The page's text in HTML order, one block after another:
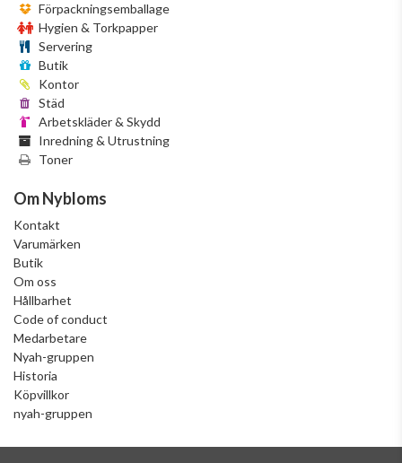
Förpackningsemballage
Hygien & Torkpapper
Servering
Butik
Kontor
Städ
Arbetskläder & Skydd
Inredning & Utrustning
Toner
Om Nybloms
Kontakt
Varumärken
Butik
Om oss
Hållbarhet
Code of conduct
Medarbetare
Nyah-gruppen
Historia
Köpvillkor
nyah-gruppen